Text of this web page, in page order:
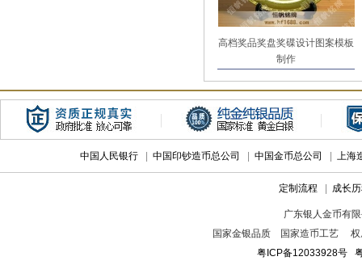
高档奖品奖盘奖碟设计图案模板
制作
中国人民银行 中国印钞造币总公司 中国金币总公司 上海
定制流程 成长
广东银人金币有
国家金银品质 国家造币工艺 权
粤ICP备12033928号